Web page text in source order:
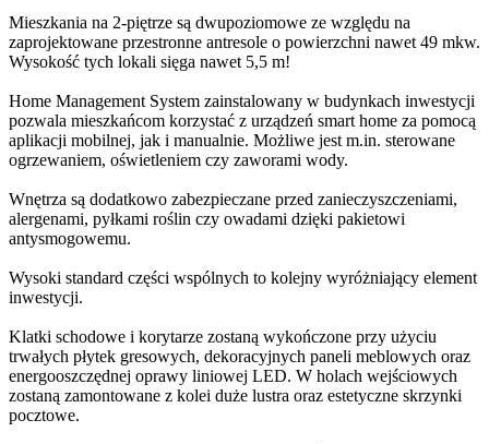
Mieszkania na 2-piętrze są dwupoziomowe ze względu na
zaprojektowane przestronne antresole o powierzchni nawet 49 mkw.
Wysokość tych lokali sięga nawet 5,5 m!
Home Management System zainstalowany w budynkach inwestycji
pozwala mieszkańcom korzystać z urządzeń smart home za pomocą
aplikacji mobilnej, jak i manualnie. Możliwe jest m.in. sterowane
ogrzewaniem, oświetleniem czy zaworami wody.
Wnętrza są dodatkowo zabezpieczane przed zanieczyszczeniami,
alergenami, pyłkami roślin czy owadami dzięki pakietowi
antysmogowemu.
Wysoki standard części wspólnych to kolejny wyróżniający element
inwestycji.
Klatki schodowe i korytarze zostaną wykończone przy użyciu
trwałych płytek gresowych, dekoracyjnych paneli meblowych oraz
energooszczędnej oprawy liniowej LED. W holach wejściowych
zostaną zamontowane z kolei duże lustra oraz estetyczne skrzynki
pocztowe.